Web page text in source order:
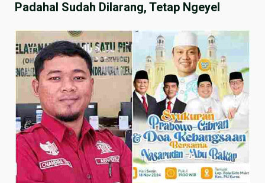
Padahal Sudah Dilarang, Tetap Ngeyel